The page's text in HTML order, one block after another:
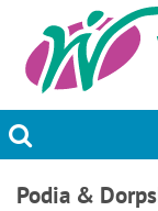
Actueel
Podia &